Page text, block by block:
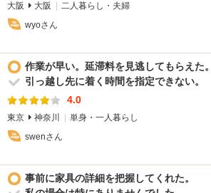
大阪 大阪
二人暮らし・夫婦
wyoさん
作業が早い。延滞料を見逃してもらえた。
引っ越し先に着く時間を指定できない。
4.0
東京 神奈川
単身・一人暮らし
swenさん
事前に家具の詳細を把握してくれた。